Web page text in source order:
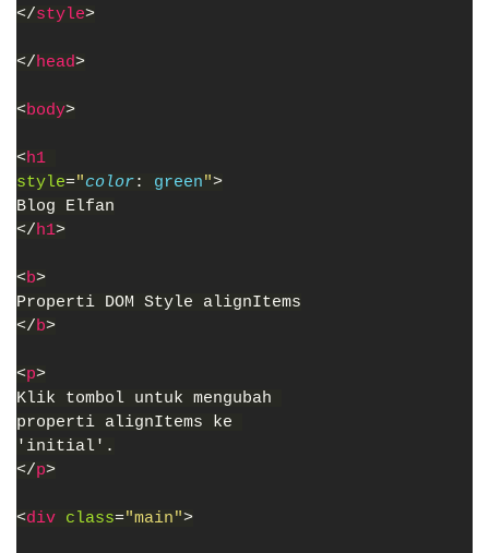
</style>
</head>
<body>
<h1
style="color: green">
Blog Elfan
</h1>
<b>
Properti DOM Style alignItems
</b>
<p>
Klik tombol untuk mengubah
properti alignItems ke
'initial'.
</p>
<div class="main">